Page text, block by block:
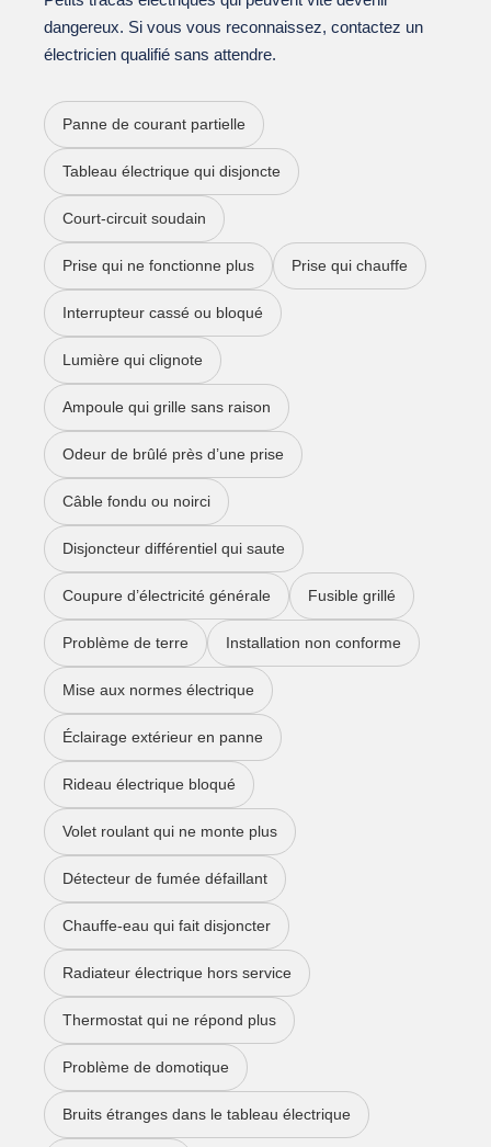
dangereux. Si vous vous reconnaissez, contactez un
électricien qualifié sans attendre.
Panne de courant partielle
Tableau électrique qui disjoncte
Court-circuit soudain
Prise qui ne fonctionne plus Prise qui chauffe
Interrupteur cassé ou bloqué
Lumière qui clignote
Ampoule qui grille sans raison
Odeur de brûlé près d’une prise
Câble fondu ou noirci
Disjoncteur différentiel qui saute
Coupure d’électricité générale Fusible grillé
Problème de terre Installation non conforme
Mise aux normes électrique
Éclairage extérieur en panne
Rideau électrique bloqué
Volet roulant qui ne monte plus
Détecteur de fumée défaillant
Chauffe-eau qui fait disjoncter
Radiateur électrique hors service
Thermostat qui ne répond plus
Problème de domotique
Bruits étranges dans le tableau électrique